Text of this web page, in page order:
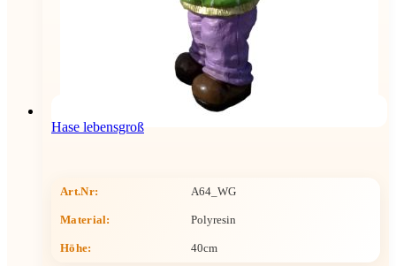
Hase lebensgroß
Art.Nr: A64_WG
Material: Polyresin
Höhe: 40cm